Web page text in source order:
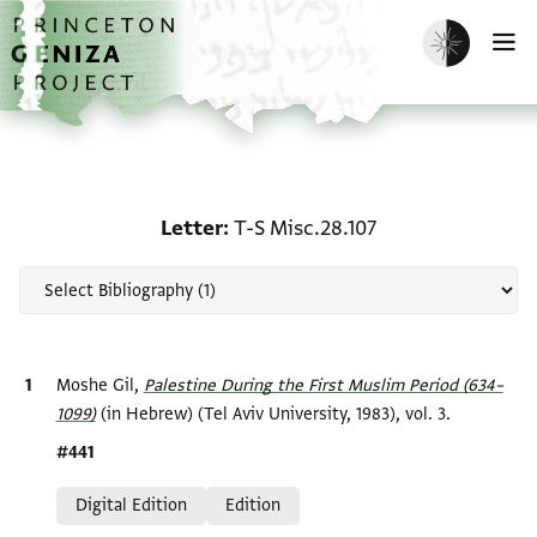
Skip to main content
home
Enable dark
Letter T-S Misc.28.107
Bibliographic citation
Moshe Gil, Palestine During the First Muslim Period (634–
1099)‎(in Hebrew) (Tel Aviv University, 1983), vol. 3.
Location in source
#441
Digital Edition
Edition